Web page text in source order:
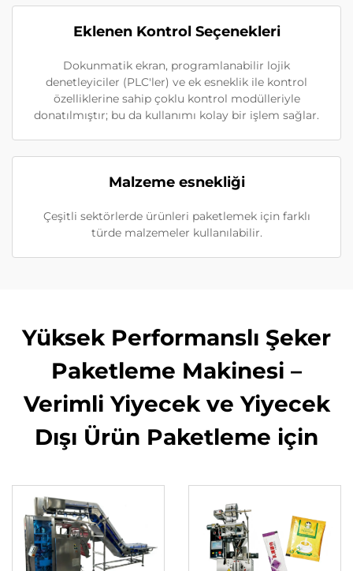
Eklenen Kontrol Seçenekleri
Dokunmatik ekran, programlanabilir lojik
denetleyiciler (PLC'ler) ve ek esneklik ile kontrol
özelliklerine sahip çoklu kontrol modülleriyle
donatılmıştır; bu da kullanımı kolay bir işlem sağlar.
Malzeme esnekliği
Çeşitli sektörlerde ürünleri paketlemek için farklı
türde malzemeler kullanılabilir.
Yüksek Performanslı Şeker
Paketleme Makinesi –
Verimli Yiyecek ve Yiyecek
Dışı Ürün Paketleme için